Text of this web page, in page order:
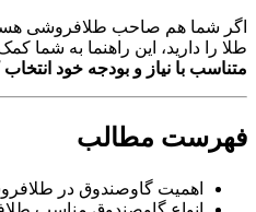
اگر شما هم صاحب طلافروشی
طلا را دارید، این راهنما به شما
متناسب با نیاز و بودجه خود انتخاب
فهرست مطالب
اهمیت گاوصندوق در